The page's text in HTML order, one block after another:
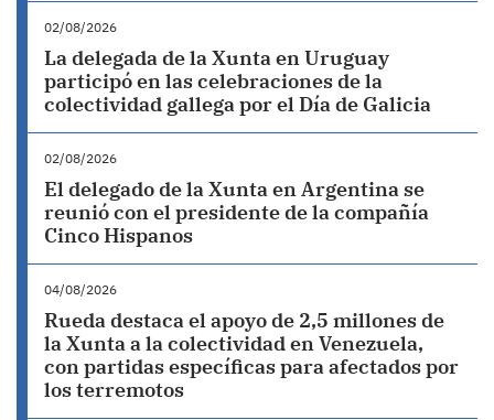
02/08/2026
La delegada de la Xunta en Uruguay
participó en las celebraciones de la
colectividad gallega por el Día de Galicia
02/08/2026
El delegado de la Xunta en Argentina se
reunió con el presidente de la compañía
Cinco Hispanos
04/08/2026
Rueda destaca el apoyo de 2,5 millones de
la Xunta a la colectividad en Venezuela,
con partidas específicas para afectados por
los terremotos